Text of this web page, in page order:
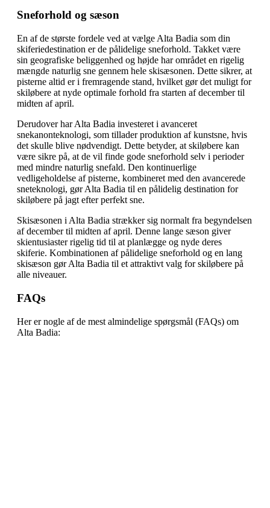
Sneforhold og sæson
En af de største fordele ved at vælge Alta Badia som din
skiferiedestination er de pålidelige sneforhold. Takket være
sin geografiske beliggenhed og højde har området en rigelig
mængde naturlig sne gennem hele skisæsonen. Dette sikrer, at
pisterne altid er i fremragende stand, hvilket gør det muligt for
skiløbere at nyde optimale forhold fra starten af december til
midten af april.
Derudover har Alta Badia investeret i avanceret
snekanonteknologi, som tillader produktion af kunstsne, hvis
det skulle blive nødvendigt. Dette betyder, at skiløbere kan
være sikre på, at de vil finde gode sneforhold selv i perioder
med mindre naturlig snefald. Den kontinuerlige
vedligeholdelse af pisterne, kombineret med den avancerede
sneteknologi, gør Alta Badia til en pålidelig destination for
skiløbere på jagt efter perfekt sne.
Skisæsonen i Alta Badia strækker sig normalt fra begyndelsen
af december til midten af april. Denne lange sæson giver
skientusiaster rigelig tid til at planlægge og nyde deres
skiferie. Kombinationen af pålidelige sneforhold og en lang
skisæson gør Alta Badia til et attraktivt valg for skiløbere på
alle niveauer.
FAQs
Her er nogle af de mest almindelige spørgsmål (FAQs) om
Alta Badia: